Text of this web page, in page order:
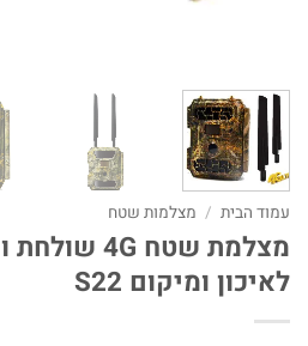
עמוד הבית / מצלמות שטח
לאיכון ומיקום S22